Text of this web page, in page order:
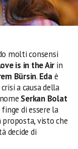
molti consensi
is in the Air in
Bürsin. Edaè
a causa della
Serkan Bolat
di essere la
visto che
decide di